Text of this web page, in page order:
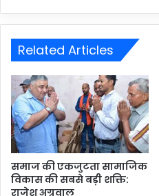
Related Articles
समाज की एकजुटता सामाजिक
विकास की सबसे बड़ी शक्ति:
राजेश अग्रवाल